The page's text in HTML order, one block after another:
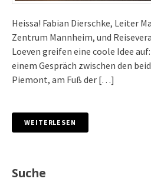
Heissa! Fabian Dierschke, Leiter
Zentrum Mannheim, und
Loeven greifen eine coole Idee
einem Gespräch zwischen den
Piemont, am Fuß der […]
WEITERLESEN
Suche